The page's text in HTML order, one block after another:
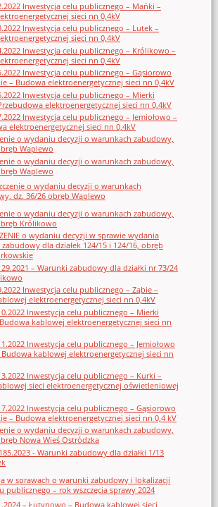
Inwestycja celu publicznego – Mańki –
sieci nn 0,4kV
Inwestycja celu publicznego – Lutek –
sieci nn 0,4kV
Inwestycja celu publicznego – Królikowo –
sieci nn 0,4kV
Inwestycja celu publicznego – Gąsiorowo
– Budowa elektroenergetycznej sieci nn 0,4kV
Inwestycja celu publicznego – Mierki
elektroenergetycznej sieci nn 0,4kV
Inwestycja celu publicznego – Jemiołowo –
elektroenergetycznej sieci nn 0,4kV
o wydaniu decyzji o warunkach zabudowy,
Waplewo
o wydaniu decyzji o warunkach zabudowy,
Waplewo
o wydaniu decyzji o warunkach
dz. 36/26 obręb Waplewo
o wydaniu decyzji o warunkach zabudowy,
Królikowo
o wydaniu decyzji w sprawie wydania
dla działek 124/15 i 124/16, obręb
– Warunki zabudowy dla działki nr 73/24
Inwestycja celu publicznego – Ząbie –
elektroenergetycznej sieci nn 0,4kV
Inwestycja celu publicznego – Mierki
kablowej elektroenergetycznej sieci nn
Inwestycja celu publicznego – Jemiołowo
kablowej elektroenergetycznej sieci nn
Inwestycja celu publicznego – Kurki –
sieci elektroenergetycznej oświetleniowej
Inwestycja celu publicznego – Gąsiorowo
– Budowa elektroenergetycznej sieci nn 0,4 kV
o wydaniu decyzji o warunkach zabudowy,
Nowa Wieś Ostródzka
- Warunki zabudowy dla działki 1/13
w sprawach o warunki zabudowy i lokalizacji
publicznego – rok wszczęcia sprawy 2024
– Łutynowo – Budowa kablowej sieci